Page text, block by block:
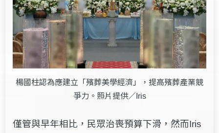
楊國柱認為應建立「殯葬美學經濟」，提高殯葬產業競
爭力。照片提供／ Iris
僅管與早年相比，民眾治喪預算下滑，然而Iris